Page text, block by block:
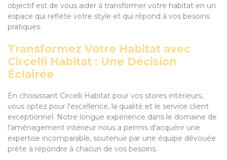
objectif est de vous aider à transformer votre habitat en un
espace qui reflète votre style et qui répond à vos besoins
pratiques.
Transformez Votre Habitat avec
Circelli Habitat : Une Décision
Éclairée
En choisissant Circelli Habitat pour vos stores intérieurs,
vous optez pour l'excellence, la qualité et le service client
exceptionnel. Notre longue expérience dans le domaine de
l'aménagement intérieur nous a permis d'acquérir une
expertise incomparable, soutenue par une équipe dévouée
prête à répondre à chacun de vos besoins.